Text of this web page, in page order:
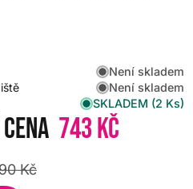
Není skladem
Není skladem
SKLADEM (2 Ks)
743 Kč
Kč